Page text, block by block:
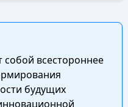
собой всестороннее
будущих